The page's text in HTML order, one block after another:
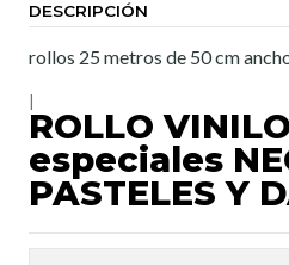
DESCRIPCIÓN
rollos 25 metros de 50 cm
ROLLO
especiales
PASTELES Y